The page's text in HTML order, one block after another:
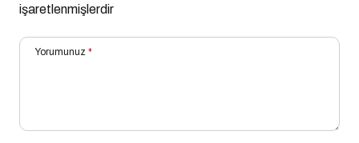
işaretlenmişlerdir
Yorumunuz *